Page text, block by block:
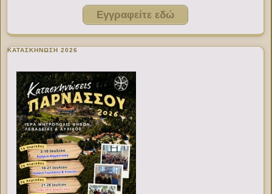
Εγγραφείτε εδώ
ΚΑΤΑΣΚΗΝΩΣΗ 2026